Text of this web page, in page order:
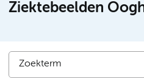
Ziektebeelden